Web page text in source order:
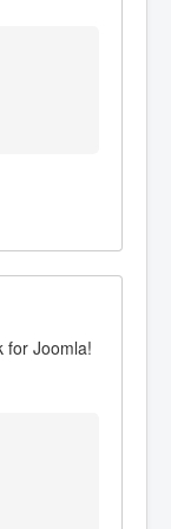
for Joomla!